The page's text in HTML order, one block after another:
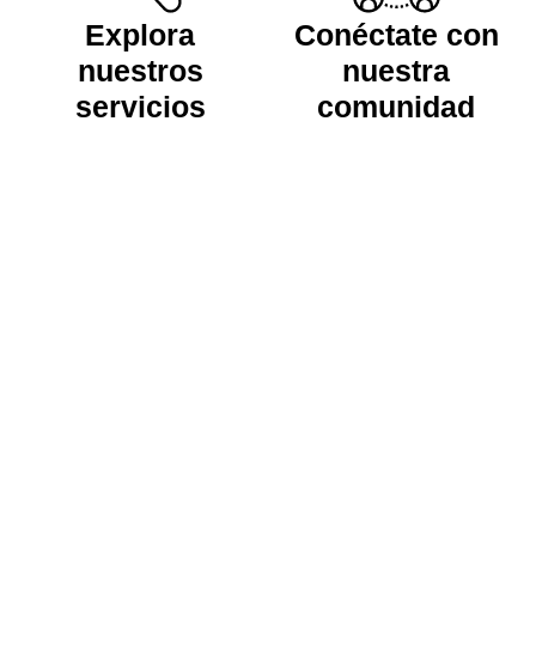
Explora
nuestros
servicios
Conéctate con
nuestra
comunidad